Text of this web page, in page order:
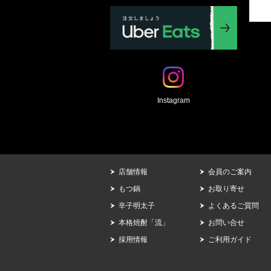
Instagram
店舗情報
もつ鍋
辛子明太子
本格焼酎「流」
採用情報
会員のご案内
お取り寄せ
よくあるご質問
お問い合せ
ご利用ガイド